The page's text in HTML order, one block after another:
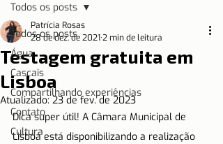
Todos os posts
Água
Cascais
Compartilhando experiências
Contato
Cultura
Todos os posts
Testagem gratuita em
Lisboa
Patrícia Rosas
28 de dez. de 20212 min de leitura
Atualizado:23 de fev. de 2023
Dica super útil! A Câmara Municipal de
Lisboa está disponibilizando a realização